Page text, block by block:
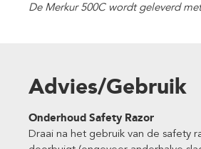
De Merkur 500C wordt geleverd
Advies/Gebruik
Onderhoud Safety Razor
Draai na het gebruik van de safety